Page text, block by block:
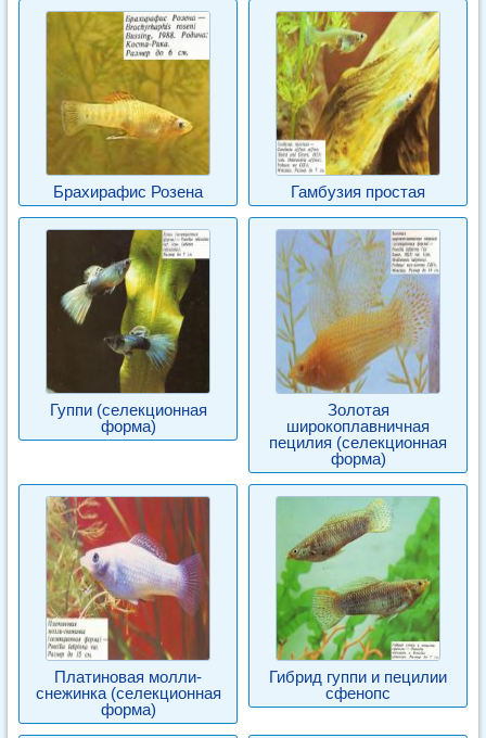
Брахирафис Розена Гамбузия простая
Гуппи (селекционная
форма)
Золотая
широкоплавничная
пецилия (селекционная
форма)
Платиновая молли-
снежинка (селекционная
форма)
Гибрид гуппи и пецилии
сфенопс